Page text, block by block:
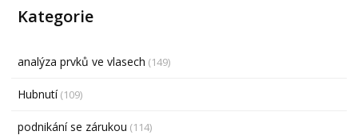
Kategorie
analýza prvků ve vlasech (149)
Hubnutí(109)
podnikání se zárukou (114)